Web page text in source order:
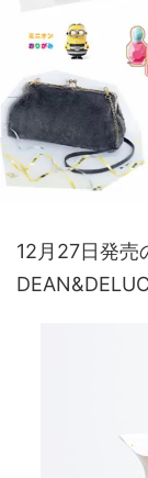
12月27日発